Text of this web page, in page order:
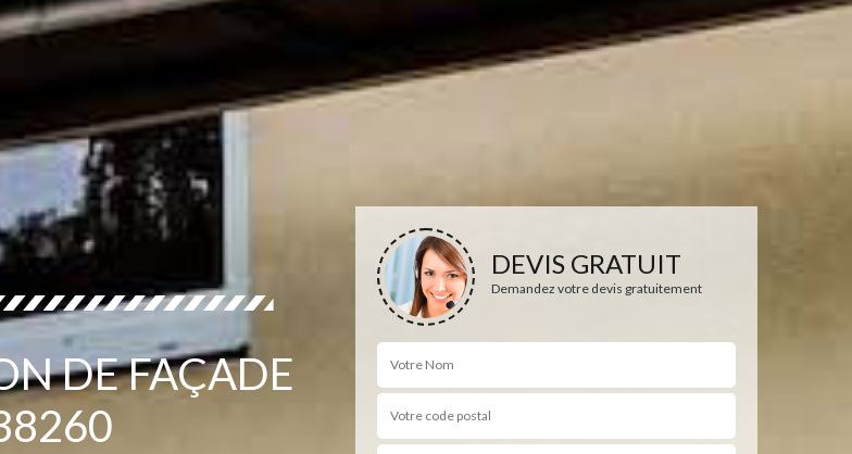
DE FAÇADE
DEVIS GRATUIT
Demandez votre devis gratuitement